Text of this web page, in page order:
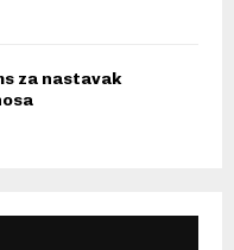
za nastavak